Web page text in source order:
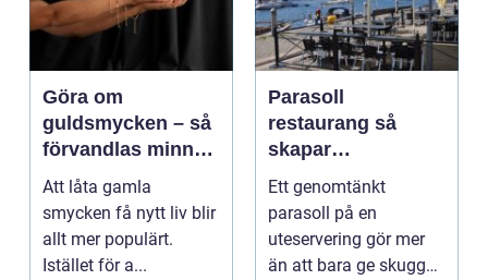
Göra om
guldsmycken – så
förvandlas minnen
till nya favoriter
Att låta gamla
smycken få nytt liv blir
allt mer populärt.
Istället för a...
Parasoll
restaurang så
skapar
uteserveringen rätt
känsla året runt
Ett genomtänkt
parasoll på en
uteservering gör mer
än att bara ge skugga.